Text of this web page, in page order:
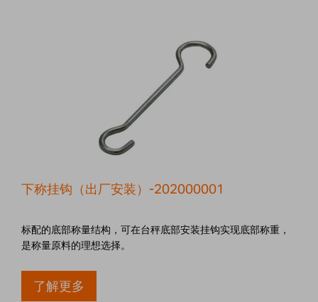
下称挂钩（出厂安装）-202000001
标配的底部称量结构，可在台秤底部安装挂钩实现底部称重，
是称量原料的理想选择。
了解更多